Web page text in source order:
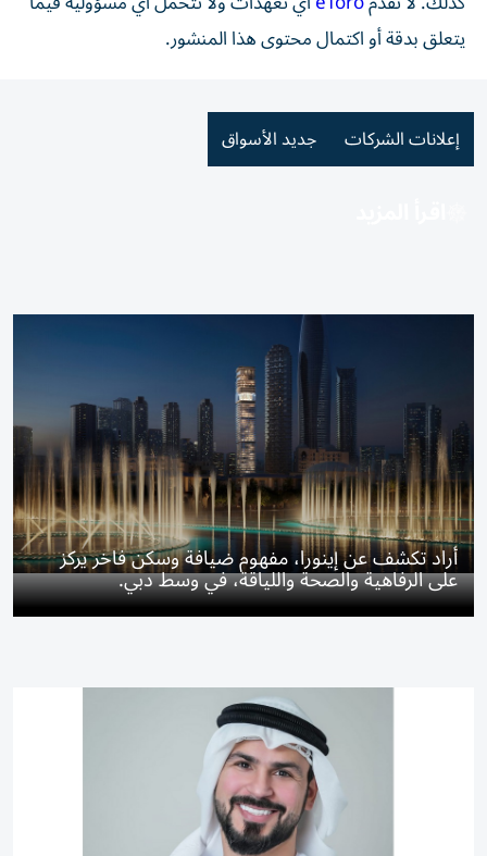
يتعلق بدقة أو اكتمال محتوى هذا المنشور.
إعلانات الشركات جديد الأسواق
أراد تكشف عن إينورا، مفهوم ضيافة وسكن فاخر يركز
على الرفاهية والصحة واللياقة، في وسط دبي.